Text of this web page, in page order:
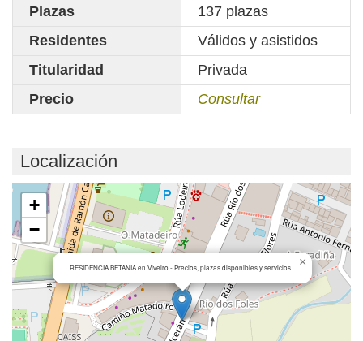
Plazas
137 plazas
Residentes
Válidos y asistidos
Titularidad
Privada
Precio
Consultar
Localización
Cargando mapa...
RESIDENCIA BETANIA en Viveiro - Precios, plazas disponibles y servicios ×
+
−